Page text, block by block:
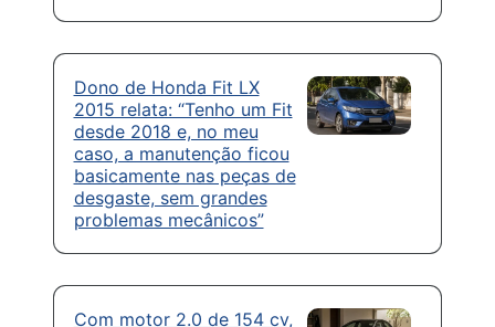
Dono de Honda Fit LX
2015 relata: “Tenho um Fit
desde 2018 e, no meu
caso, a manutenção ficou
basicamente nas peças de
desgaste, sem grandes
problemas mecânicos”
Com motor 2.0 de 154 cv,